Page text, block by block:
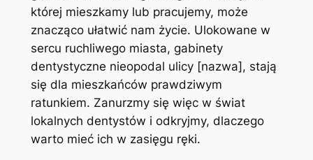
której mieszkamy lub pracujemy, ‌może
znacząco ułatwić nam życie.​ Ulokowane w
sercu ruchliwego miasta, gabinety
dentystyczne nieopodal ulicy [nazwa], stają
się ⁣dla‌ mieszkańców prawdziwym
ratunkiem. Zanurzmy się więc⁢ w świat
lokalnych dentystów ⁤i ‌odkryjmy, dlaczego
warto mieć ich‍ w zasięgu ręki.